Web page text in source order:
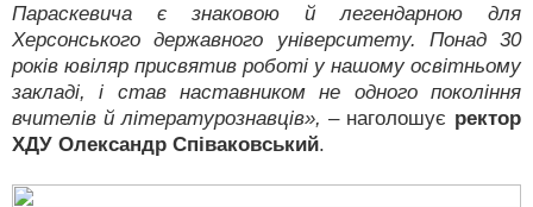
Параскевича є знаковою й легендарною для
Херсонського державного університету. Понад 30
років ювіляр присвятив роботі у нашому освітньому
закладі, і став наставником не одного покоління
вчителів й літературознавців», – наголошує ректор
ХДУ Олександр Співаковський.